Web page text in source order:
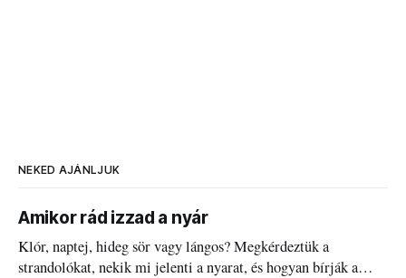
NEKED AJÁNLJUK
Amikor rád izzad a nyár
Klór, naptej, hideg sör vagy lángos? Megkérdeztük a
strandolókat, nekik mi jelenti a nyarat, és hogyan bírják a